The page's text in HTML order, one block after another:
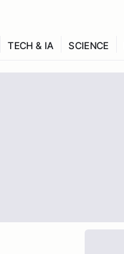
TECH & IA SCIENCE